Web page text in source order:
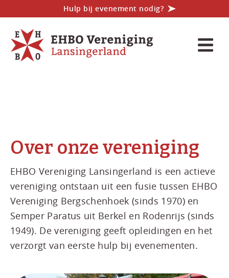
Hulp bij evenement nodig?
Over onze vereniging
EHBO Vereniging Lansingerland is een actieve
vereniging ontstaan uit een fusie tussen EHBO
Vereniging Bergschenhoek (sinds 1970) en
Semper Paratus uit Berkel en Rodenrijs (sinds
1949). De vereniging geeft opleidingen en het
verzorgt van eerste hulp bij evenementen.